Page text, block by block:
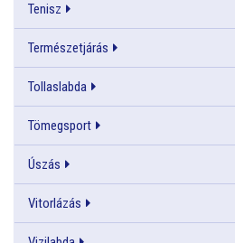
Tenisz
Természetjárás
Tollaslabda
Tömegsport
Úszás
Vitorlázás